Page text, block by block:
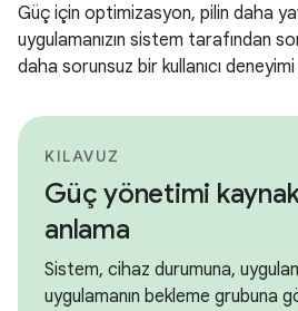
Güç için optimizasyon, pilin daha
uygulamanızın sistem tarafından
daha sorunsuz bir kullanıcı
KILAVUZ
Güç yönetimi kaynak
anlama
Sistem, cihaz durumuna,
uygulamanın bekleme grubuna